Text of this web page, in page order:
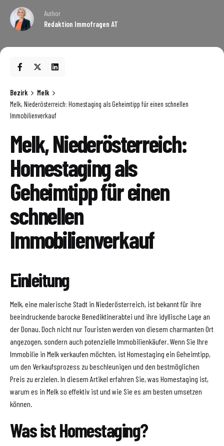
Author
Redaktion Immofragen AT
Bezirk
Melk
Melk, Niederösterreich: Homestaging als Geheimtipp für einen schnellen
Immobilienverkauf
Melk, Niederösterreich:
Homestaging als
Geheimtipp für einen
schnellen
Immobilienverkauf
Einleitung
Melk, eine malerische Stadt in Niederösterreich, ist bekannt für ihre
beeindruckende barocke Benediktinerabtei und ihre idyllische Lage an
der Donau. Doch nicht nur Touristen werden von diesem charmanten Ort
angezogen, sondern auch potenzielle Immobilienkäufer. Wenn Sie Ihre
Immobilie in Melk verkaufen möchten, ist Homestaging ein Geheimtipp,
um den Verkaufsprozess zu beschleunigen und den bestmöglichen
Preis zu erzielen. In diesem Artikel erfahren Sie, was Homestaging ist,
warum es in Melk so effektiv ist und wie Sie es am besten umsetzen
können.
Was ist Homestaging?